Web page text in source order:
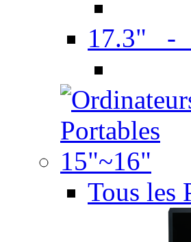
17.3" -
Tous les